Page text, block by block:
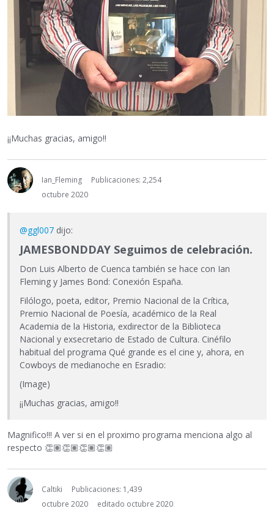
¡¡Muchas gracias, amigo!!
Ian_Fleming
Publicaciones: 2,254
octubre 2020
@ggl007 dijo:
JAMESBONDDAY Seguimos de celebración.
Don Luis Alberto de Cuenca también se hace con Ian
Fleming y James Bond: Conexión España.
Filólogo, poeta, editor, Premio Nacional de la Crítica,
Premio Nacional de Poesía, académico de la Real
Academia de la Historia, exdirector de la Biblioteca
Nacional y exsecretario de Estado de Cultura. Cinéfilo
habitual del programa Qué grande es el cine y, ahora, en
Cowboys de medianoche en Esradio:
(Image)
¡¡Muchas gracias, amigo!!
Magnifico!!! A ver si en el proximo programa menciona algo al
respecto 👏🏽👏🏽👏🏽👏🏽
Caltiki
Publicaciones: 1,439
octubre 2020
editado octubre 2020